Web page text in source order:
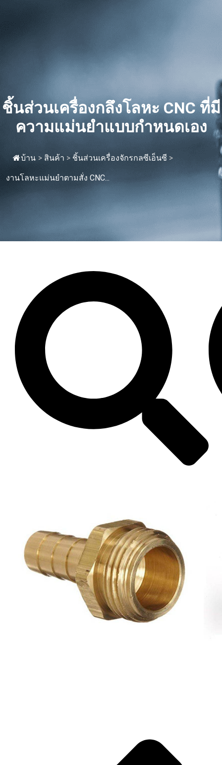
ชิ้นส่วนเครื่องกลึงโลหะ CNC ที่มี
ความแม่นยำแบบกำหนดเอง
บ้าน > สินค้า > ชิ้นส่วนเครื่องจักรกลซีเอ็นซี >
งานโลหะแม่นยำตามสั่ง CNC...